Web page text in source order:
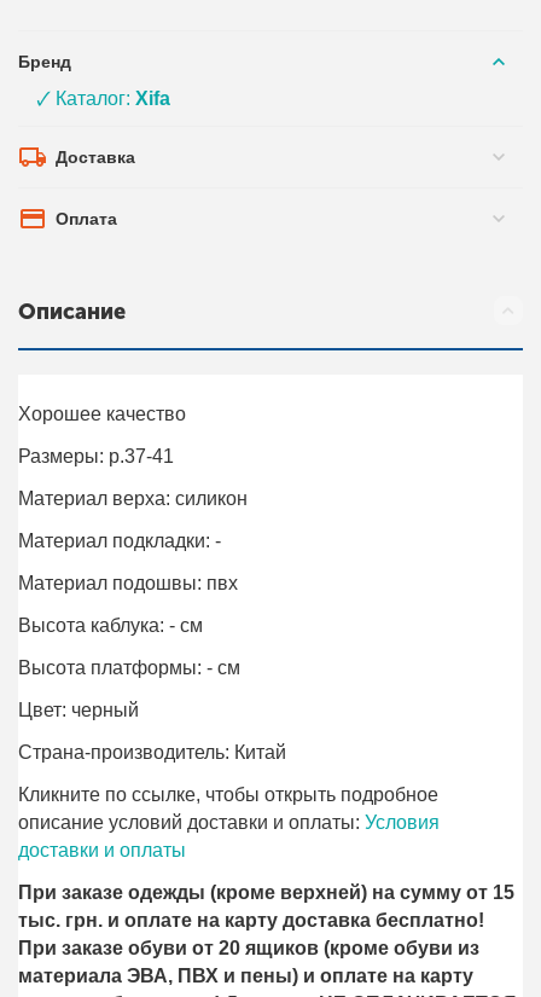
Бренд
🗸 Каталог:Xifa
Доставка
Оплата
Описание
Хорошее качество
Размеры: р.37-41
Материал верха: силикон
Материал подкладки: -
Материал подошвы: пвх
Высота каблука: - см
Высота платформы: - см
Цвет: черный
Страна-производитель: Китай
Кликните по ссылке, чтобы открыть подробное
описание условий доставки и оплаты:Условия
доставки и оплаты
При заказе одежды (кроме верхней) на сумму от 15
тыс. грн. и оплате на карту доставка бесплатно!
При заказе обуви от 20 ящиков (кроме обуви из
материала ЭВА, ПВХ и пены) и оплате на карту